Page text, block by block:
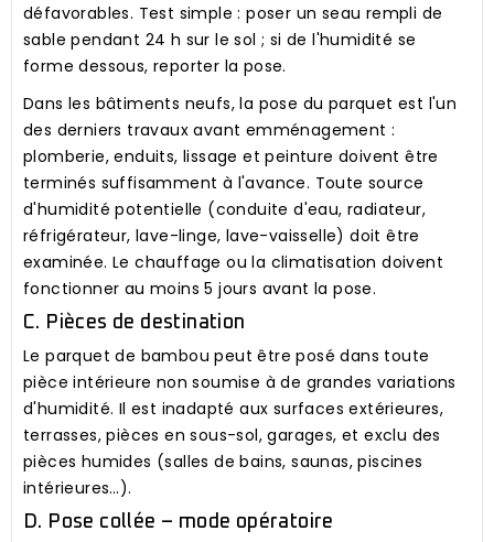
défavorables. Test simple : poser un seau rempli de
sable pendant 24 h sur le sol ; si de l'humidité se
forme dessous, reporter la pose.
Dans les bâtiments neufs, la pose du parquet est l'un
des derniers travaux avant emménagement :
plomberie, enduits, lissage et peinture doivent être
terminés suffisamment à l'avance. Toute source
d'humidité potentielle (conduite d'eau, radiateur,
réfrigérateur, lave-linge, lave-vaisselle) doit être
examinée. Le chauffage ou la climatisation doivent
fonctionner au moins 5 jours avant la pose.
C. Pièces de destination
Le parquet de bambou peut être posé dans toute
pièce intérieure non soumise à de grandes variations
d'humidité. Il est inadapté aux surfaces extérieures,
terrasses, pièces en sous-sol, garages, et exclu des
pièces humides (salles de bains, saunas, piscines
intérieures…).
D. Pose collée – mode opératoire